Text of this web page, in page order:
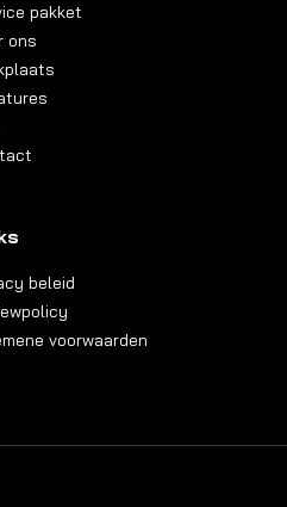
pakket
ons
beleid
voorwaarden